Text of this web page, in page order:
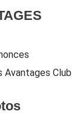
Avantages Club